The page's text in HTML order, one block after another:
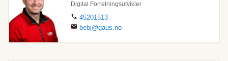
Digital Forretningsutvikler
45201513
bebj@gaus.no